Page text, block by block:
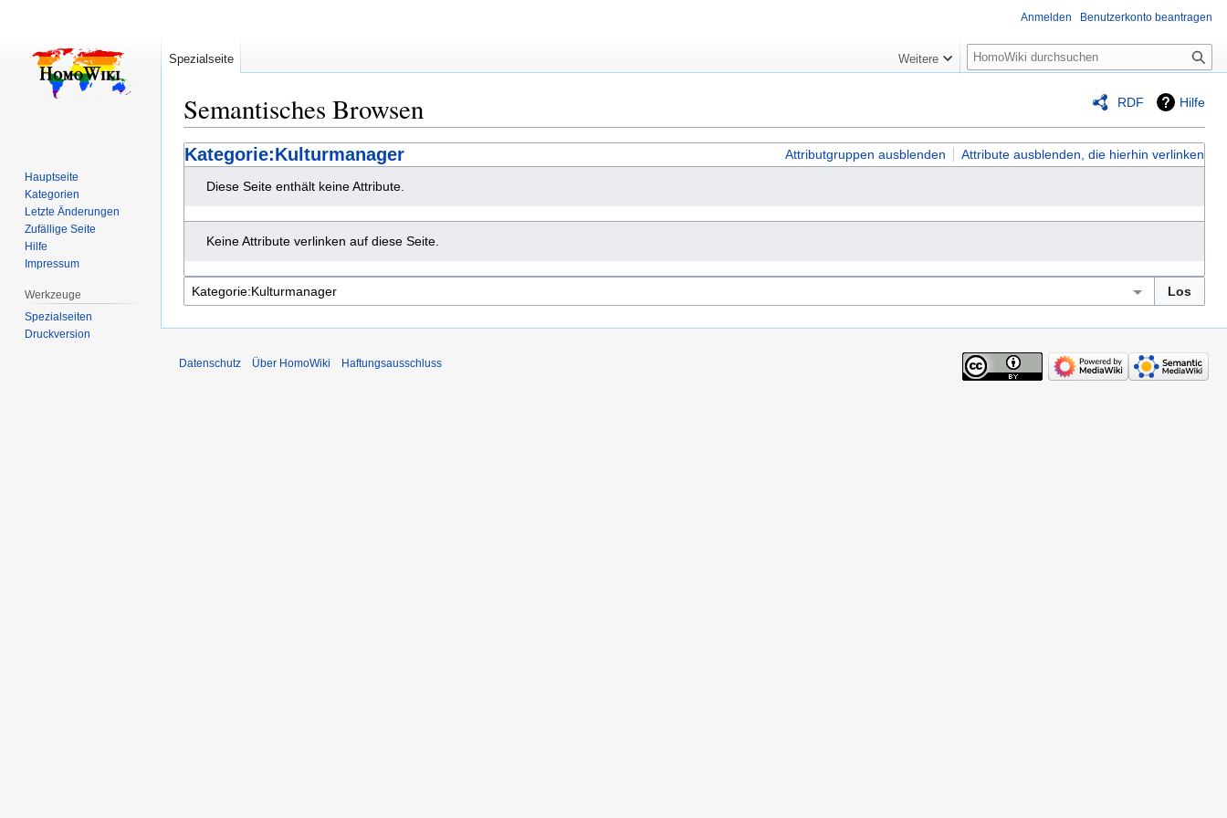
RDF Hilfe
Semantisches Browsen
Zur
Navigation
springen
Zur
Suche
springen
Kategorie:Kulturmanager Attributgruppen ausblenden Attribute ausblenden, die hierhin verlinken
Diese Seite enthält keine Attribute.
Keine Attribute verlinken auf diese Seite.
Anmelden Benutzerkonto beantragen
Spezialseite Weitere
Suche
Hauptseite
Kategorien
Letzte Änderungen
Zufällige Seite
Hilfe
Impressum
Werkzeuge
Spezialseiten
Druckversion
Datenschutz Über HomoWiki Haftungsausschluss